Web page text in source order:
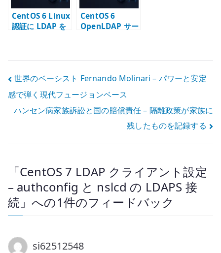
CentOS 6 Linux
認証に LDAP を
CentOS 6
OpenLDAP サー
投
稿
ナ
ビ
ゲ
ー
シ
ョ
ン
世界のベーシスト Fernando Molinari – パワーと安定
感で弾く現代フュージョンベース
ハンセン病家族訴訟と国の賠償責任 – 隔離政策が家族に
残したものを記録する
「CentOS 7 LDAP クライアント設定
– authconfig と nslcd の LDAPS 接
続 」への1件のフィードバック
si62512548